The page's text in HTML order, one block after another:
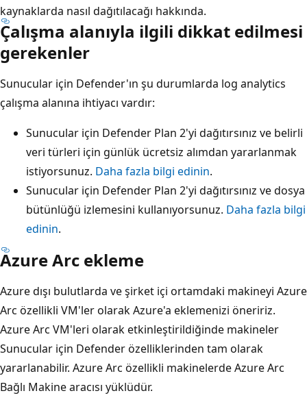
kaynaklarda nasıl dağıtılacağı hakkında.
Çalışma alanıyla ilgili dikkat edilmesi
gerekenler
Sunucular için Defender'ın şu durumlarda log analytics
çalışma alanına ihtiyacı vardır:
Sunucular için Defender Plan 2'yi dağıtırsınız ve belirli
veri türleri için günlük ücretsiz alımdan yararlanmak
istiyorsunuz. Daha fazla bilgi edinin.
Sunucular için Defender Plan 2'yi dağıtırsınız ve dosya
bütünlüğü izlemesini kullanıyorsunuz. Daha fazla bilgi
edinin.
Azure Arc ekleme
Azure dışı bulutlarda ve şirket içi ortamdaki makineyi Azure
Arc özellikli VM'ler olarak Azure'a eklemenizi öneririz.
Azure Arc VM'leri olarak etkinleştirildiğinde makineler
Sunucular için Defender özelliklerinden tam olarak
yararlanabilir. Azure Arc özellikli makinelerde Azure Arc
Bağlı Makine aracısı yüklüdür.